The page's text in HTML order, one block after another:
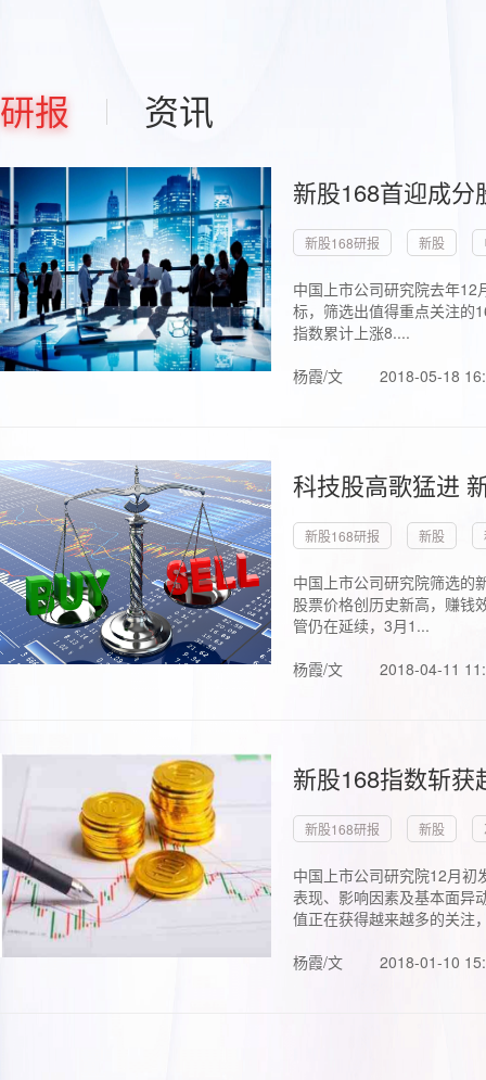
研报 资讯
新股168首迎成
新股168研报 新股
中国上市公司研究院去年
标，筛选出值得重点关注的
指数累计上涨8....
杨霞/文
2018-05-18
科技股高歌猛进
新股168研报 新股
中国上市公司研究院筛选的
股票价格创历史新高，赚钱
管仍在延续，3月1...
杨霞/文
2018-04-11
新股168指数斩
新股168研报 新股
中国上市公司研究院12月初
表现、影响因素及基本面异
值正在获得越来越多的关注
杨霞/文
2018-01-10